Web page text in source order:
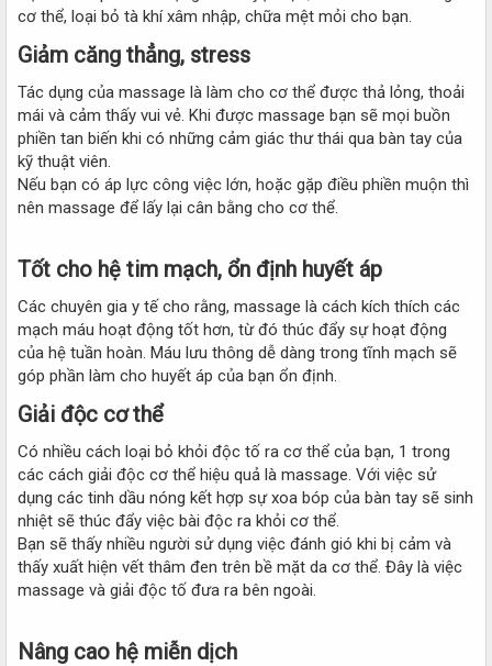
cơ thể, loại bỏ tà khí xâm nhập, chữa mệt mỏi cho bạn.
Giảm căng thẳng, stress​
Tác dụng của massage là làm cho cơ thể được thả lỏng, thoải
mái và cảm thấy vui vẻ. Khi được massage bạn sẽ mọi buồn
phiền tan biến khi có những cảm giác thư thái qua bàn tay của
kỹ thuật viên.
Nếu bạn có áp lực công việc lớn, hoặc gặp điều phiền muộn thì
nên massage để lấy lại cân bằng cho cơ thể.
Tốt cho hệ tim mạch, ổn định huyết áp​
Các chuyên gia y tế cho rằng, massage là cách kích thích các
mạch máu hoạt động tốt hơn, từ đó thúc đẩy sự hoạt động
của hệ tuần hoàn. Máu lưu thông dễ dàng trong tĩnh mạch sẽ
góp phần làm cho huyết áp của bạn ổn định.
Giải độc cơ thể​
Có nhiều cách loại bỏ khỏi độc tố ra cơ thể của bạn, 1 trong
các cách giải độc cơ thể hiệu quả là massage. Với việc sử
dụng các tinh dầu nóng kết hợp sự xoa bóp của bàn tay sẽ sinh
nhiệt sẽ thúc đẩy việc bài độc ra khỏi cơ thể.
Bạn sẽ thấy nhiều người sử dụng việc đánh gió khi bị cảm và
thấy xuất hiện vết thâm đen trên bề mặt da cơ thể. Đây là việc
massage và giải độc tố đưa ra bên ngoài.
Nâng cao hệ miễn dịch​